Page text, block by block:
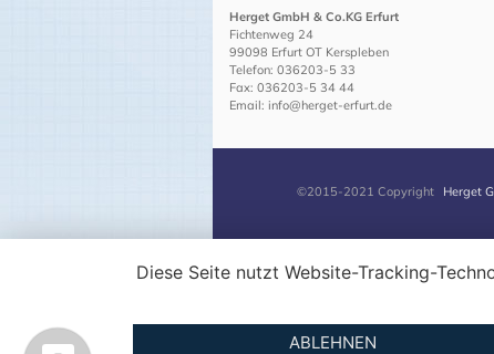
Herget GmbH & Co.KG Erfurt
Fichtenweg 24
99098 Erfurt OT Kerspleben
Telefon: 036203-5 33
Fax: 036203-5 34 44
Email: info@herget-erfurt.de
©2015-2021 Copyright Herget
Diese Seite nutzt Website-Tracking-
ABLEHNEN